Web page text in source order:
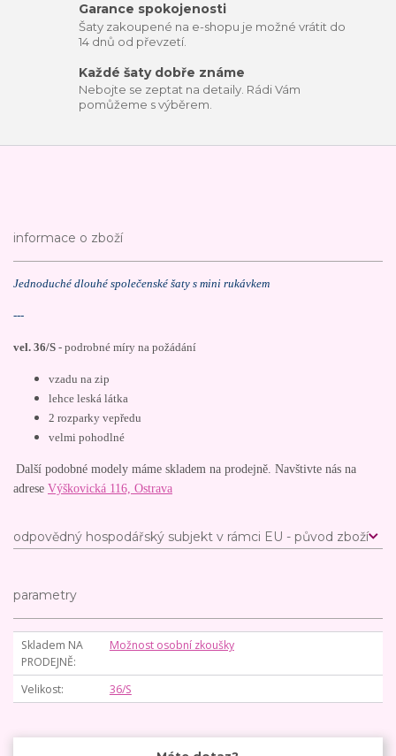
Garance spokojenosti
Šaty zakoupené na e-shopu je možné vrátit do
14 dnů od převzetí.
Každé šaty dobře známe
Nebojte se zeptat na detaily. Rádi Vám
pomůžeme s výběrem.
informace o zboží
Jednoduché dlouhé společenské šaty s mini rukávkem
---
vel. 36/S - podrobné míry na požádání
vzadu na zip
lehce leská látka
2 rozparky vepředu
velmi pohodlné
Další podobné modely máme skladem na prodejně. Navštivte nás na
adrese Výškovická 116, Ostrava
odpovědný hospodářský subjekt v rámci EU - původ zboží
parametry
Skladem NA
PRODEJNĚ
Možnost osobní zkoušky
Velikost 36/S